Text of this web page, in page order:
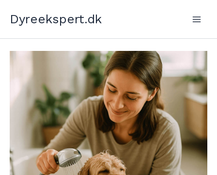
Dyreekspert.dk